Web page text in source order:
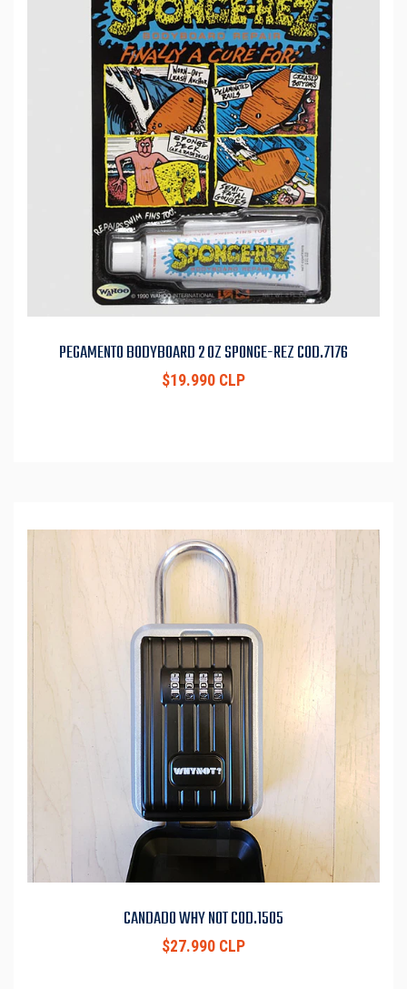
PEGAMENTO BODYBOARD 2 OZ SPONGE-REZ COD.7176
$19.990 CLP
CANDADO WHY NOT COD.1505
$27.990 CLP